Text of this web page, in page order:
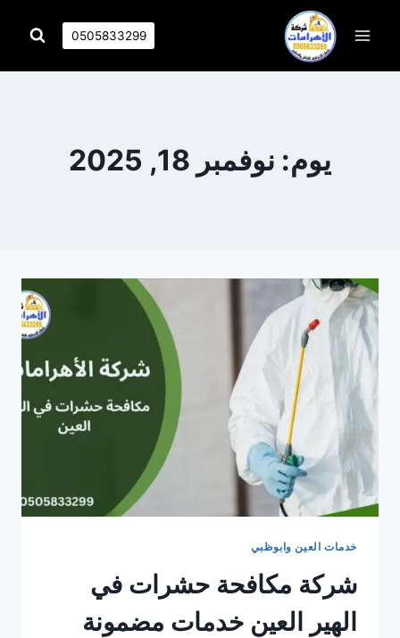
0505833299
يوم: نوفمبر 18, 2025
خدمات العين وابوظبي
شركة مكافحة حشرات في
الهير العين خدمات مضمونة